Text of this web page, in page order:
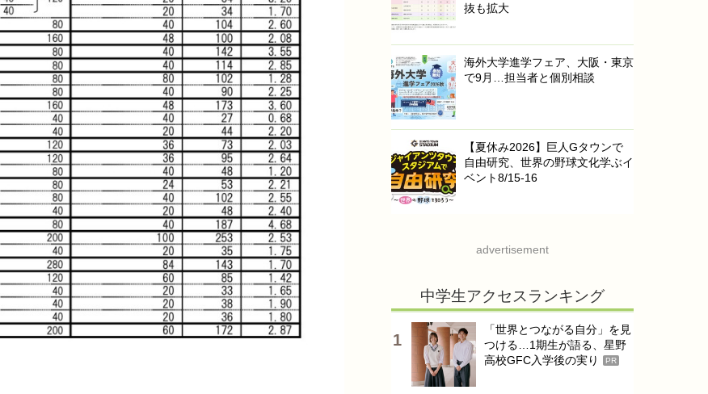
抜も拡大
海外大学進学フェア、大阪・東京
で9月…担当者と個別相談
【夏休み2026】巨人Gタウンで
自由研究、世界の野球文化学ぶイ
ベント8/15-16
advertisement
中学生アクセスランキング
「世界とつながる自分」を見
つける…1期生が語る、星野
高校GFC入学後の実り
PR